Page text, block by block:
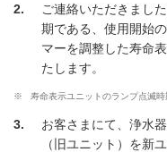
2
ご連絡いただきまし
期である、使用開始
マーを調整した寿命
たします。
※ 寿命表示ユニットのランプ点滅
3
お客さまにて、浄水
（旧ユニット）を新